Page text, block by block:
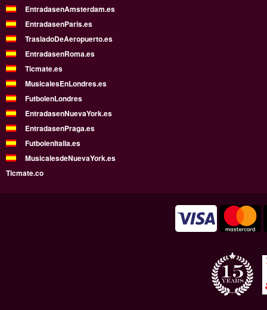
EntradasenAmsterdam.es
EntradasenParis.es
TrasladoDeAeropuerto.es
EntradasenRoma.es
Ticmate.es
MusicalesEnLondres.es
FutbolenLondres
EntradasenNuevaYork.es
EntradasenPraga.es
FutbolenItalia.es
MusicalesdeNuevaYork.es
Ticmate.co